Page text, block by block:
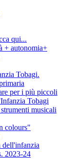
qui...
+ autonomia+
Tobagi.
per i più piccoli
Tobagi
musicali
colours"
dell'infanzia
2023-24